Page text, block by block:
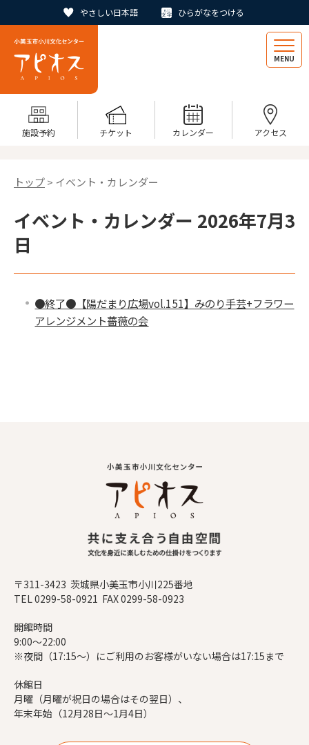
やさしい日本語 ひらがなをつける
MENU
施設予約 チケット カレンダー アクセス
トップ> イベント・カレンダー
イベント・カレンダー 2026年7月3
日
●終了●【陽だまり広場vol.151】みのり手芸+フラワー
アレンジメント薔薇の会
〒311-3423 茨城県小美玉市小川225番地
TEL 0299-58-0921 FAX 0299-58-0923
開館時間
9:00～22:00
※夜間（17:15～）にご利用のお客様がいない場合は17:15まで
休館日
月曜（月曜が祝日の場合はその翌日）、
年末年始（12月28日～1月4日）